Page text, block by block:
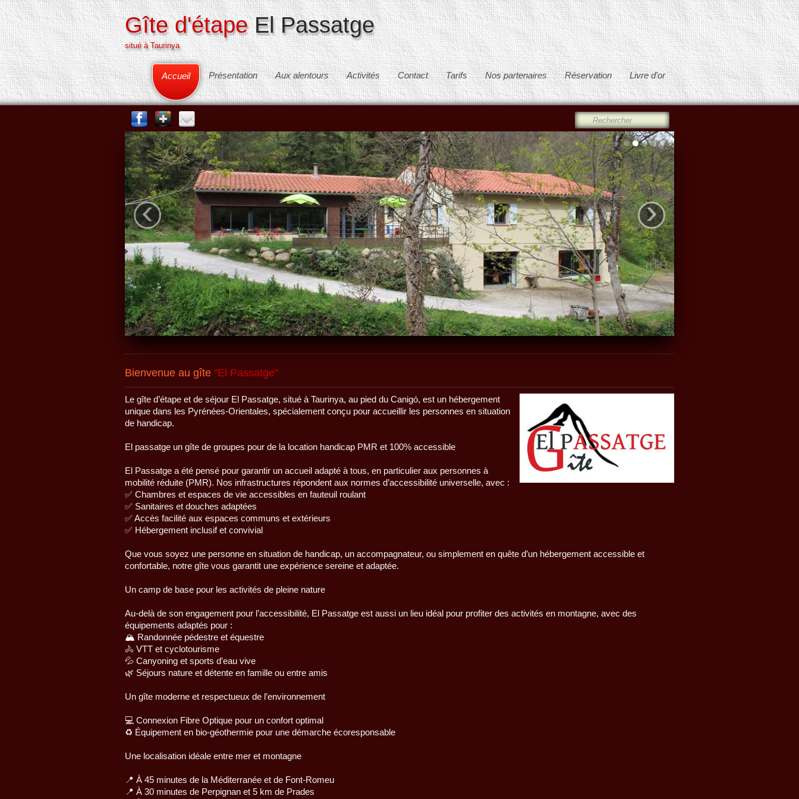
Gîte d'étapeEl Passatge
situé à Taurinya
Accueil Présentation Aux alentours Activités Contact Tarifs Nos partenaires Réservation Livre d'or
‹ ›
Bienvenue au gîte "El Passatge"
Le gîte d’étape et de séjour El Passatge, situé à Taurinya, au pied du Canigó, est un hébergement
unique dans les Pyrénées-Orientales, spécialement conçu pour accueillir les personnes en situation
de handicap.
El passatge un gîte de groupes pour de la location handicap PMR et 100% accessible
El Passatge a été pensé pour garantir un accueil adapté à tous, en particulier aux personnes à
mobilité réduite (PMR). Nos infrastructures répondent aux normes d’accessibilité universelle, avec :
✅ Chambres et espaces de vie accessibles en fauteuil roulant
✅ Sanitaires et douches adaptées
✅ Accès facilité aux espaces communs et extérieurs
✅ Hébergement inclusif et convivial
Que vous soyez une personne en situation de handicap, un accompagnateur, ou simplement en quête d’un hébergement accessible et
confortable, notre gîte vous garantit une expérience sereine et adaptée.
Un camp de base pour les activités de pleine nature
Au-delà de son engagement pour l’accessibilité, El Passatge est aussi un lieu idéal pour profiter des activités en montagne, avec des
équipements adaptés pour :
🏔️ Randonnée pédestre et équestre
🚴 VTT et cyclotourisme
💦 Canyoning et sports d’eau vive
🌿 Séjours nature et détente en famille ou entre amis
Un gîte moderne et respectueux de l’environnement
💻 Connexion Fibre Optique pour un confort optimal
♻️ Équipement en bio-géothermie pour une démarche écoresponsable
Une localisation idéale entre mer et montagne
📍 À 45 minutes de la Méditerranée et de Font-Romeu
📍 À 30 minutes de Perpignan et 5 km de Prades